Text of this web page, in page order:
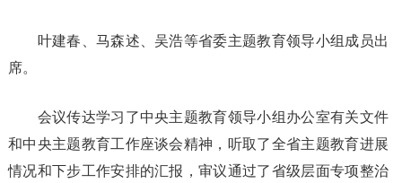
叶建春、马森述、吴浩等省委主题教育领导小组成员出
席。
会议传达学习了中央主题教育领导小组办公室有关文件
和中央主题教育工作座谈会精神，听取了全省主题教育进展
情况和下步工作安排的汇报，审议通过了省级层面专项整治